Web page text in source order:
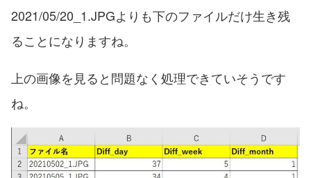
2021/05/20_1.JPGよりも下のファイルだけ生き残
ることになりますね。
上の画像を見ると問題なく処理できていそうです
ね。